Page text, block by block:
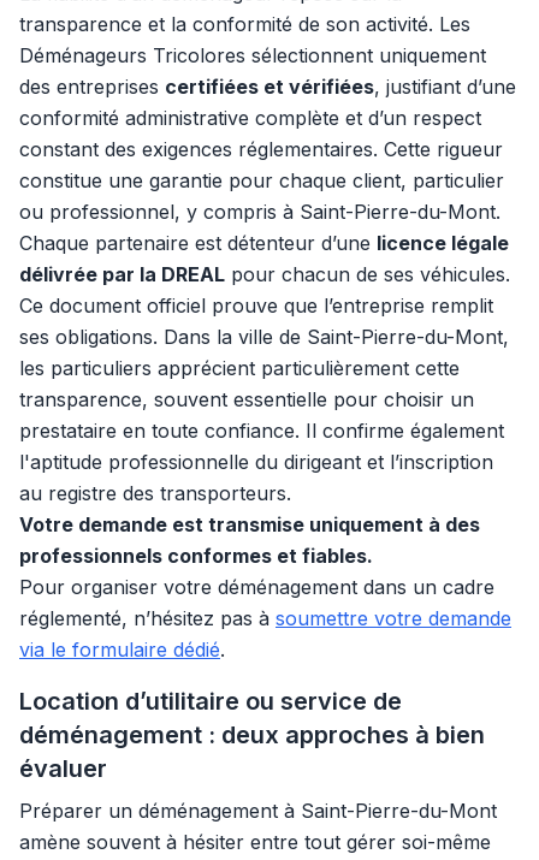
transparence et la conformité de son activité. Les
Déménageurs Tricolores sélectionnent uniquement
des entreprises certifiées et vérifiées, justifiant d’une
conformité administrative complète et d’un respect
constant des exigences réglementaires. Cette rigueur
constitue une garantie pour chaque client, particulier
ou professionnel, y compris à Saint-Pierre-du-Mont.
Chaque partenaire est détenteur d’une licence légale
délivrée par la DREAL pour chacun de ses véhicules.
Ce document officiel prouve que l’entreprise remplit
ses obligations. Dans la ville de Saint-Pierre-du-Mont,
les particuliers apprécient particulièrement cette
transparence, souvent essentielle pour choisir un
prestataire en toute confiance. Il confirme également
l'aptitude professionnelle du dirigeant et l’inscription
au registre des transporteurs.
Votre demande est transmise uniquement à des
professionnels conformes et fiables.
Pour organiser votre déménagement dans un cadre
réglementé, n’hésitez pas à soumettre votre demande
via le formulaire dédié.
Location d’utilitaire ou service de
déménagement : deux approches à bien
évaluer
Préparer un déménagement à Saint-Pierre-du-Mont
amène souvent à hésiter entre tout gérer soi-même